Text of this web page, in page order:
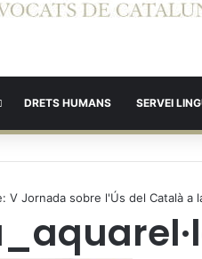
DRETS HUMANS SERVEI
V Jornada sobre l'Ús del Català a